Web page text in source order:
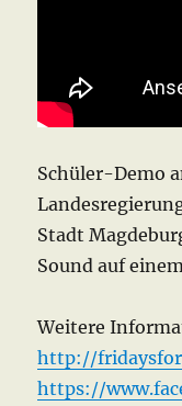
Schüler-Demo
Stadt
Sound auf
Weitere
http://
https://